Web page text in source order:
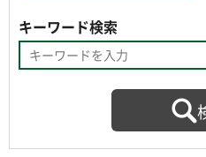
キーワード検索